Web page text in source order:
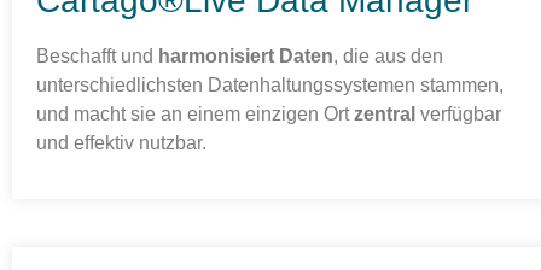
Beschafft und harmonisiert Daten, die aus den
unterschiedlichsten Datenhaltungssystemen stammen,
und macht sie an einem einzigen Ortzentral verfügbar
und effektiv nutzbar.